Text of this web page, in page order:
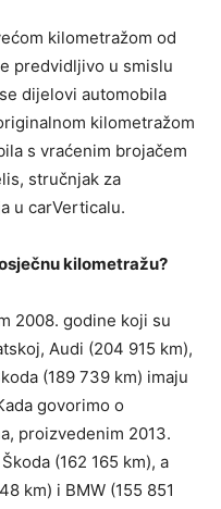
kilometražom od
predvidljivo u smislu
dijelovi automobila
kilometražom
s vraćenim brojačem
stručnjak za
u carVerticalu.
kilometražu?
2008. godine koji su
Audi (204 915 km),
(189 739 km) imaju
govorimo o
proizvedenim 2013.
(162 165 km), a
km) i BMW (155 851